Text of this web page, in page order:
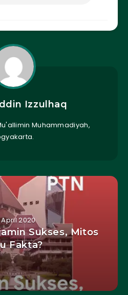
Izzulhaq
Muhammadiyah,
2020
Sukses, Mitos
Fakta?